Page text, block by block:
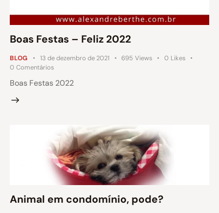
Boas Festas – Feliz 2022
BLOG 13 de dezembro de 2021 695 Views 0 Likes
0 Comentários
Boas Festas 2022
Animal em condomínio, pode?